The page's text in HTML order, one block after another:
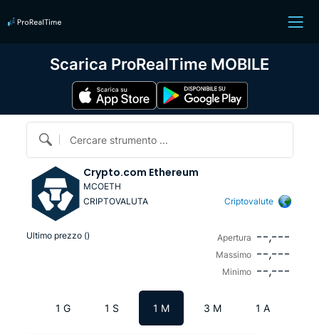
Cercare strumento ...
Crypto.com Ethereum
MCOETH
CRIPTOVALUTA
Criptovalute
Ultimo prezzo () Apertura --,---
Massimo --,---
Minimo --,---
1 G 1 S 1 M 3 M 1 A
Scarica ProRealTime MOBILE